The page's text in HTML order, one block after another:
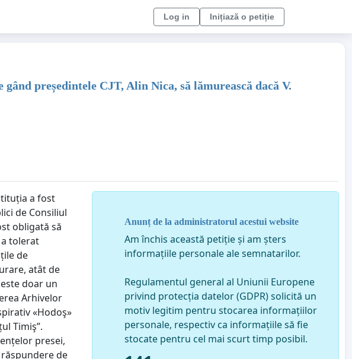
Log in Inițiază o petiție
președintele CJT, Alin Nica, să lămurească dacă V.
a fost
de Consiliul
obligată să
a tolerat
de
atât de
doar un
Arhivelor
«Hodoş»
Timiş”.
presei,
de
Anunț de la administratorul acestui website
Am închis această petiție și am șters
informațiile personale ale semnatarilor.
Regulamentul general al Uniunii Europene
privind protecția datelor (GDPR) solicită un
motiv legitim pentru stocarea informațiilor
personale, respectiv ca informațiile să fie
stocate pentru cel mai scurt timp posibil.